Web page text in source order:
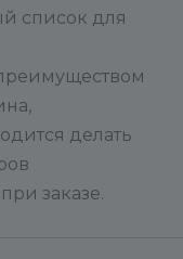
список для
делать
заказе.